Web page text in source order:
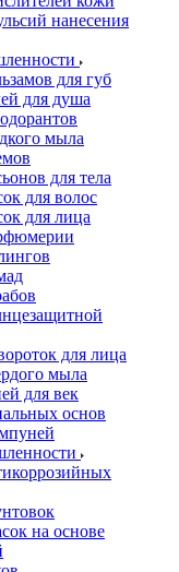
нанесения
для губ
для душа
мыла
для тела
для волос
для лица
для лица
мыла
для век
основ
на основе